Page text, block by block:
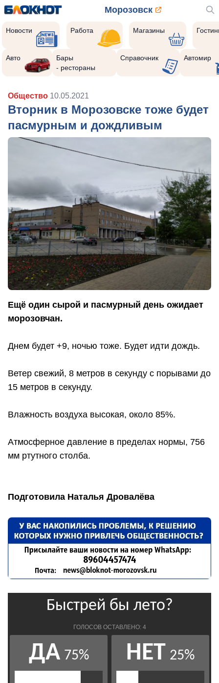
Морозовск
Новости Работа Магазины
Авто
Бары
- рестораны
Справочник Автомир
Общество 10.05.2021
Вторник в Морозовске тоже будет
пасмурным и дождливым
Ещё один сырой и пасмурный день ожидает
морозовчан.
Днем будет +9, ночью тоже. Будет идти дождь.
Ветер свежий, 8 метров в секунду с порывами до
15 метров в секунду.
Влажность воздуха высокая, около 85%.
Атмосферное давление в пределах нормы, 756
мм ртутного столба.
Подготовила Наталья Дровалёва